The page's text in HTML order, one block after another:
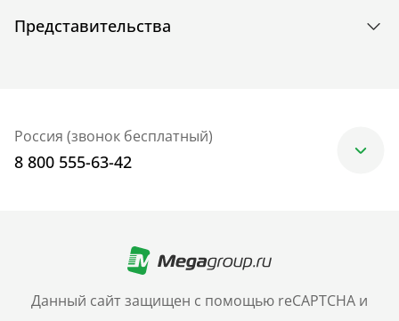
Данный сайт защищен с помощью reCAPTCHA и
Представительства
Россия (звонок бесплатный)
8 800 555-63-42
+7 (499) 705-30-10
Санкт-Петербург